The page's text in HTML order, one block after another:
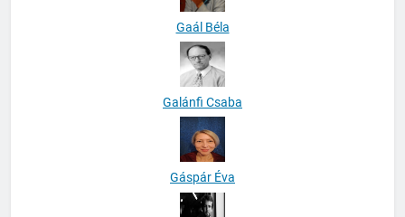
Gaál Béla
Galánfi Csaba
Gáspár Éva